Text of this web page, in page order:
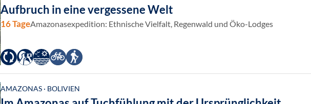
Aufbruch in eine vergessene Welt
16 TageAmazonasexpedition: Ethnische Vielfalt, Regenwald und Öko-Lodges
AMAZONAS · BOLIVIEN